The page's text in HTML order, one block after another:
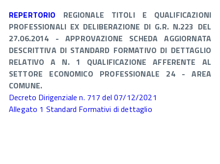
REPERTORIO REGIONALE TITOLI E QUALIFICAZIONI
PROFESSIONALI EX DELIBERAZIONE DI G.R. N.223 DEL
27.06.2014 - APPROVAZIONE SCHEDA AGGIORNATA
DESCRITTIVA DI STANDARD FORMATIVO DI DETTAGLIO
RELATIVO A N. 1 QUALIFICAZIONE AFFERENTE AL
SETTORE ECONOMICO PROFESSIONALE 24 - AREA
COMUNE.
Decreto Dirigenziale n. 717 del 07/12/2021
Allegato 1 Standard Formativi di dettaglio